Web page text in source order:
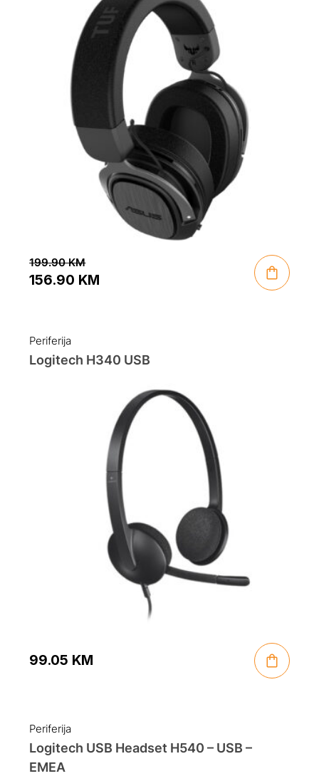
199.90KM
was:
199.90 KM.
156.90 KM
is:
156.90 KM.
Periferija
Logitech H340 USB
99.05 KM
Periferija
Logitech USB Headset H540 – USB –
EMEA